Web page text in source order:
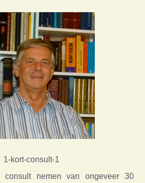
1-kort-consult-1
nemen van ongeveer 30